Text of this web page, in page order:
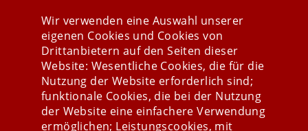
Stay connected
Wir verwenden eine Auswahl unserer
eigenen Cookies und Cookies von
Drittanbietern auf den Seiten dieser
Website: Wesentliche Cookies, die für die
Nutzung der Website erforderlich sind;
funktionale Cookies, die bei der Nutzung
der Website eine einfachere Verwendung
ermöglichen; Leistungscookies, mit